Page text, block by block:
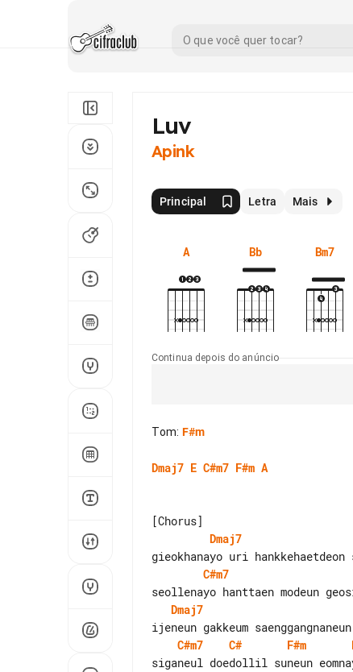
Luv
Apink
Principal Letra Mais
A Bb Bm7
Continua depois do anúncio
Tom: F#m
Dmaj7 E C#m7 F#m A
Dmaj7
C#m7
Dmaj7
C#m7
C# F#m